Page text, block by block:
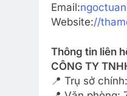
Email:
Website://
Thông tin liên
CÔNG TY
📍 Trụ sở